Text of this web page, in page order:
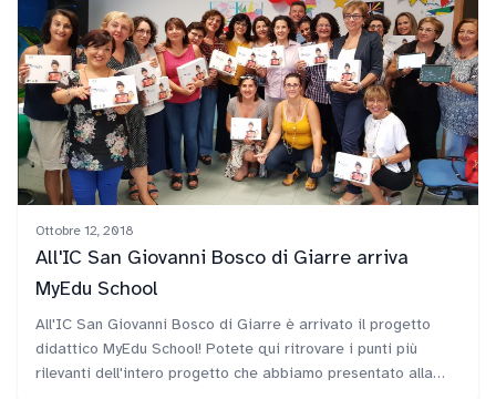
Ottobre 12, 2018
All'IC San Giovanni Bosco di Giarre arriva
MyEdu School
All'IC San Giovanni Bosco di Giarre è arrivato il progetto
didattico MyEdu School! Potete qui ritrovare i punti più
rilevanti dell'intero progetto che abbiamo presentato alla